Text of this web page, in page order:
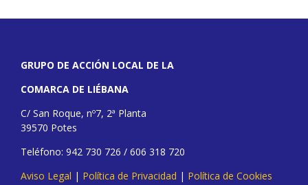
GRUPO DE ACCIÓN LOCAL DE LA
COMARCA DE LIÉBANA
C/ San Roque, nº7, 2ª Planta
39570 Potes
Teléfono: 942 730 726 / 606 318 720
Aviso Legal | Política de Privacidad | Política de Cookies